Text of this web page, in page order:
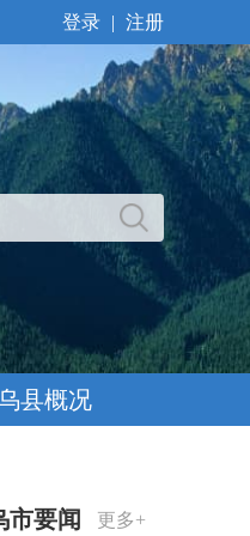
登录 | 注册
县概况
市要闻 更多+